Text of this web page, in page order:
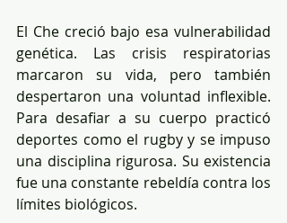
El Che creció bajo esa vulnerabilidad
genética. Las crisis respiratorias
marcaron su vida, pero también
despertaron una voluntad inflexible.
Para desafiar a su cuerpo practicó
deportes como el rugby y se impuso
una disciplina rigurosa. Su existencia
fue una constante rebeldía contra los
límites biológicos.